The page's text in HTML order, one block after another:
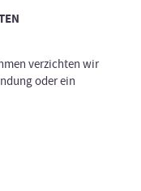
verzichten wir
oder ein